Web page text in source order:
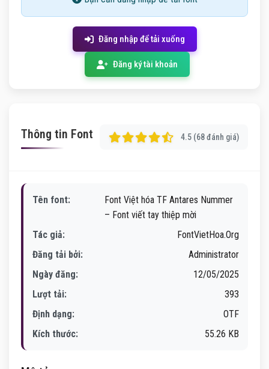
Đăng nhập để tải xuống
Đăng ký tài khoản
Thông tin Font 4.5 (68 đánh giá)
Tên font:
Font Việt hóa TF Antares Nummer
– Font viết tay thiệp mời
Tác giả:
FontVietHoa.Org
Đăng tải bởi:
Administrator
Ngày đăng:
12/05/2025
Lượt tải:
393
Định dạng:
OTF
Kích thước:
55.26 KB